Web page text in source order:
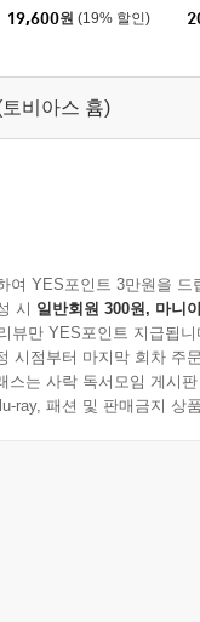
unckes Delight)
19,600원 (19% 할인)
토비아스 흄)
여 YES포인트 3만원을 드
시 일반회원 300원, 마니
뷰만 YES포인트 지급됩니
시점부터 마지막 회차 주
스는 사락 독서모임 게시
ray, 패션 및 판매금지 상